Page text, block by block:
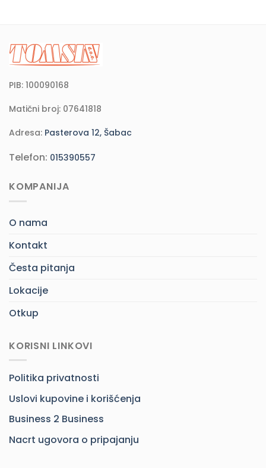
PIB: 100090168
Matični broj: 07641818
Adresa: Pasterova 12, Šabac
Telefon: 015390557
KOMPANIJA
O nama
Kontakt
Česta pitanja
Lokacije
Otkup
KORISNI LINKOVI
Politika privatnosti
Uslovi kupovine i korišćenja
Business 2 Business
Nacrt ugovora o pripajanju